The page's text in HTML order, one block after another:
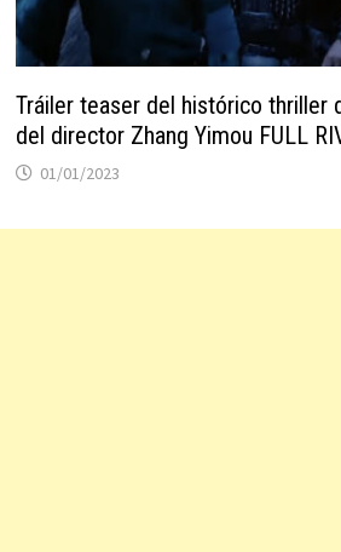
Tráiler teaser del histórico thriller
del director Zhang Yimou FULL
01/01/2023